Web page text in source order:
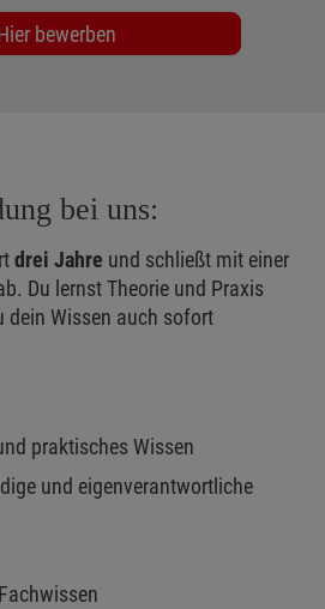
bewerben
bei uns:
drei Jahre und schließt mit einer
Du lernst Theorie und Praxis
dein Wissen auch sofort
praktisches Wissen
und eigenverantwortliche